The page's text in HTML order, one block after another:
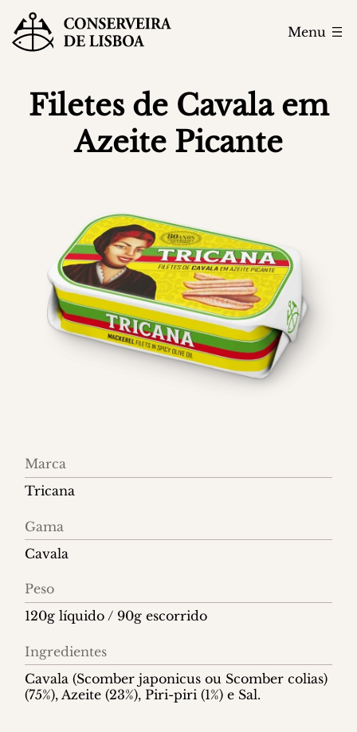
Menu
Filetes de Cavala em
Azeite Picante
Informações
do
Marca
Tricana
Gama
Cavala
Peso
120g líquido / 90g escorrido
Ingredientes
Cavala (Scomber japonicus ou Scomber colias)
(75%), Azeite (23%), Piri-piri (1%) e Sal.